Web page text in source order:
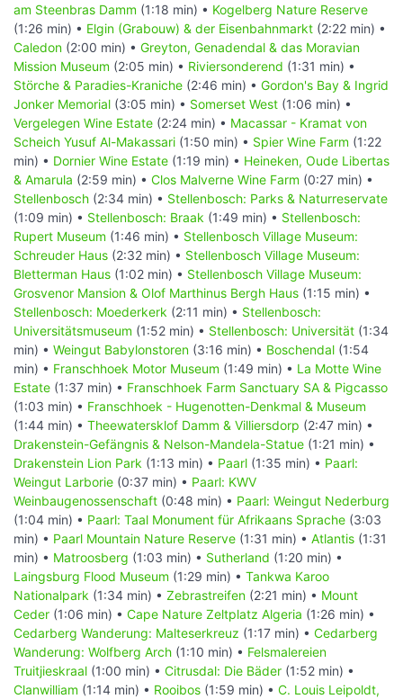
am Steenbras Damm (1:18 min) • Kogelberg Nature Reserve
(1:26 min) • Elgin (Grabouw) & der Eisenbahnmarkt (2:22 min) •
Caledon (2:00 min) • Greyton, Genadendal & das Moravian
Mission Museum (2:05 min) • Riviersonderend (1:31 min) •
Störche & Paradies-Kraniche (2:46 min) • Gordon's Bay & Ingrid
Jonker Memorial (3:05 min) • Somerset West (1:06 min) •
Vergelegen Wine Estate (2:24 min) • Macassar - Kramat von
Scheich Yusuf Al-Makassari (1:50 min) • Spier Wine Farm (1:22
min) • Dornier Wine Estate (1:19 min) • Heineken, Oude Libertas
& Amarula (2:59 min) • Clos Malverne Wine Farm (0:27 min) •
Stellenbosch (2:34 min) • Stellenbosch: Parks & Naturreservate
(1:09 min) • Stellenbosch: Braak (1:49 min) • Stellenbosch:
Rupert Museum (1:46 min) • Stellenbosch Village Museum:
Schreuder Haus (2:32 min) • Stellenbosch Village Museum:
Bletterman Haus (1:02 min) • Stellenbosch Village Museum:
Grosvenor Mansion & Olof Marthinus Bergh Haus (1:15 min) •
Stellenbosch: Moederkerk (2:11 min) • Stellenbosch:
Universitätsmuseum (1:52 min) • Stellenbosch: Universität (1:34
min) • Weingut Babylonstoren (3:16 min) • Boschendal (1:54
min) • Franschhoek Motor Museum (1:49 min) • La Motte Wine
Estate (1:37 min) • Franschhoek Farm Sanctuary SA & Pigcasso
(1:03 min) • Franschhoek - Hugenotten-Denkmal & Museum
(1:44 min) • Theewatersklof Damm & Villiersdorp (2:47 min) •
Drakenstein-Gefängnis & Nelson-Mandela-Statue (1:21 min) •
Drakenstein Lion Park (1:13 min) • Paarl (1:35 min) • Paarl:
Weingut Larborie (0:37 min) • Paarl: KWV
Weinbaugenossenschaft (0:48 min) • Paarl: Weingut Nederburg
(1:04 min) • Paarl: Taal Monument für Afrikaans Sprache (3:03
min) • Paarl Mountain Nature Reserve (1:31 min) • Atlantis (1:31
min) • Matroosberg (1:03 min) • Sutherland (1:20 min) •
Laingsburg Flood Museum (1:29 min) • Tankwa Karoo
Nationalpark (1:34 min) • Zebrastreifen (2:21 min) • Mount
Ceder (1:06 min) • Cape Nature Zeltplatz Algeria (1:26 min) •
Cedarberg Wanderung: Malteserkreuz (1:17 min) • Cedarberg
Wanderung: Wolfberg Arch (1:10 min) • Felsmalereien
Truitjieskraal (1:00 min) • Citrusdal: Die Bäder (1:52 min) •
Clanwilliam (1:14 min) • Rooibos (1:59 min) • C. Louis Leipoldt,